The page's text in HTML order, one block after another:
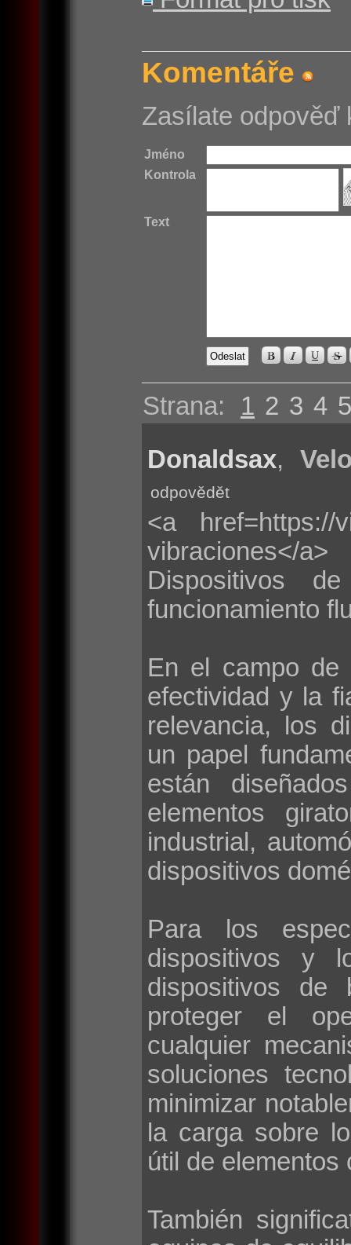
Komentáře
Zasílate odpověď
Jméno
Kontrola
Text
Strana: 1 2 3 4 5
Donaldsax,
odpovědět
<a href=https://
vibraciones</a>
Dispositivos
funcionamiento
En el campo de
efectividad y la
relevancia, los
un papel
están
elementos
industrial,
dispositivos
Para los
dispositivos y
dispositivos de
proteger el
cualquier
soluciones
minimizar
la carga sobre
útil de elementos
También